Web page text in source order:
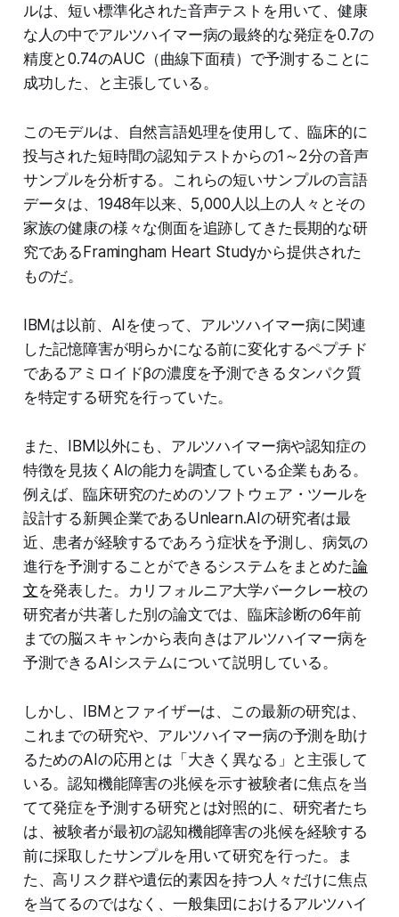
ルは、短い標準化された音声テストを用いて、健康
な人の中でアルツハイマー病の最終的な発症を0.7の
精度と0.74のAUC（曲線下面積）で予測することに
成功した、と主張している。
このモデルは、自然言語処理を使用して、臨床的に
投与された短時間の認知テストからの1～2分の音声
サンプルを分析する。これらの短いサンプルの言語
データは、1948年以来、5,000人以上の人々とその
家族の健康の様々な側面を追跡してきた長期的な研
究であるFramingham Heart Studyから提供された
ものだ。
IBMは以前、AIを使って、アルツハイマー病に関連
した記憶障害が明らかになる前に変化するペプチド
であるアミロイドβの濃度を予測できるタンパク質
を特定する研究を行っていた。
また、IBM以外にも、アルツハイマー病や認知症の
特徴を見抜くAIの能力を調査している企業もある。
例えば、臨床研究のためのソフトウェア・ツールを
設計する新興企業であるUnlearn.AIの研究者は最
近、患者が経験するであろう症状を予測し、病気の
進行を予測することができるシステムをまとめた論
文を発表した。カリフォルニア大学バークレー校の
研究者が共著した別の論文では、臨床診断の6年前
までの脳スキャンから表向きはアルツハイマー病を
予測できるAIシステムについて説明している。
しかし、IBMとファイザーは、この最新の研究は、
これまでの研究や、アルツハイマー病の予測を助け
るためのAIの応用とは「大きく異なる」と主張して
いる。認知機能障害の兆候を示す被験者に焦点を当
てて発症を予測する研究とは対照的に、研究者たち
は、被験者が最初の認知機能障害の兆候を経験する
前に採取したサンプルを用いて研究を行った。ま
た、高リスク群や遺伝的素因を持つ人々だけに焦点
を当てるのではなく、一般集団におけるアルツハイ